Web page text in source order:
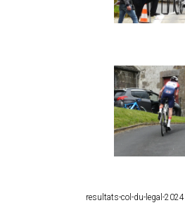
resultats-col-du-legal-2024